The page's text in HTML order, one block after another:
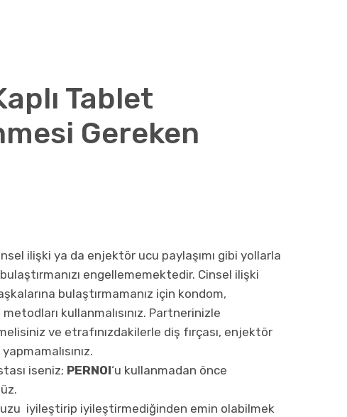
Tablet
Gereken
ilişki ya da enjektör ucu paylaşımı gibi yollarla
engellememektedir. Cinsel ilişki
bulaştırmamanız için kondom,
kullanmalısınız. Partnerinizle
ve etrafınızdakilerle diş fırçası, enjektör
iseniz; PERNOI‘u kullanmadan önce
iyileştirip iyileştirmediğinden emin olabilmek